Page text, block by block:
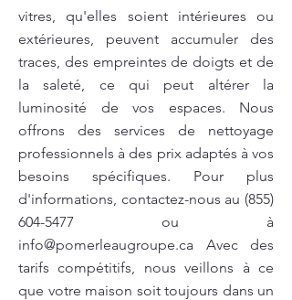
vitres, qu'elles soient intérieures ou
extérieures, peuvent accumuler des
traces, des empreintes de doigts et de
la saleté, ce qui peut altérer la
luminosité de vos espaces. Nous
offrons des services de nettoyage
professionnels à des prix adaptés à vos
besoins spécifiques. Pour plus
d'informations, contactez-nous au (855)
604-5477 ou à
info@pomerleaugroupe.ca Avec des
tarifs compétitifs, nous veillons à ce
que votre maison soit toujours dans un